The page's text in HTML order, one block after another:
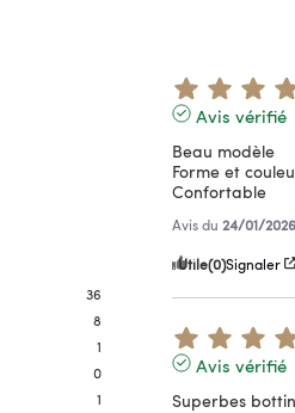
36
8
1
0
1
Avis vérifié
Beau modèle
Forme et
Confortable
Avis du 24/01/2026
Utile(0)Signaler
Avis vérifié
Superbes